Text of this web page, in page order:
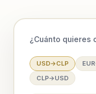
¿Cuánto quieres
USD→CLP
CLP→USD